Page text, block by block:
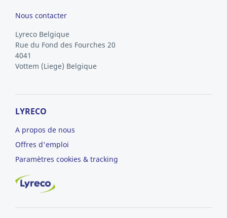
Nous contacter
Lyreco Belgique
Rue du Fond des Fourches 20
4041
Vottem (Liege) Belgique
LYRECO
A propos de nous
Offres d'emploi
Paramètres cookies & tracking